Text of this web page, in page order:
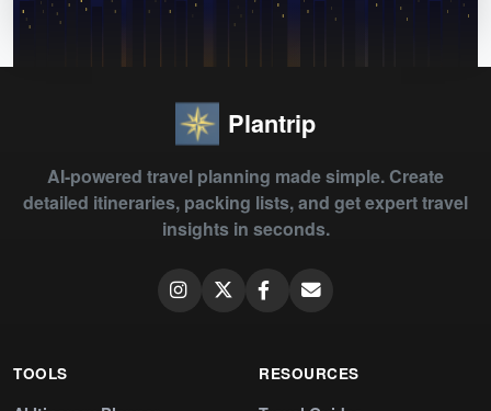
Plantrip
AI-powered travel planning made simple. Create
detailed itineraries, packing lists, and get expert travel
insights in seconds.
TOOLS RESOURCES